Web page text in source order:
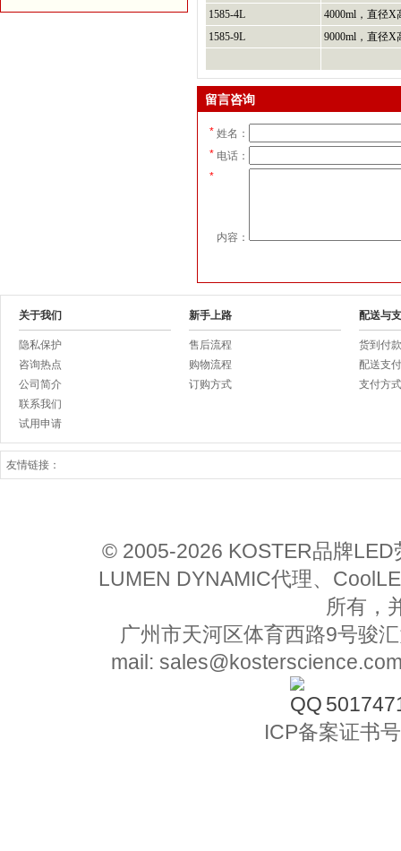
1585-4L
4000ml，直径X
1585-9L
9000ml，直径X
留言咨询
* 姓名：
* 电话：
*
内容：
关于我们
隐私保护
咨询热点
公司简介
联系我们
试用申请
新手上路
售后流程
购物流程
订购方式
配送与
货到付
配送支
支付方
友情链接：
© 2005-2026 KOSTER品牌
LUMEN DYNAMIC代理、
所有，
广州市天河区体育西路9号骏
mail:
ICP备案证书